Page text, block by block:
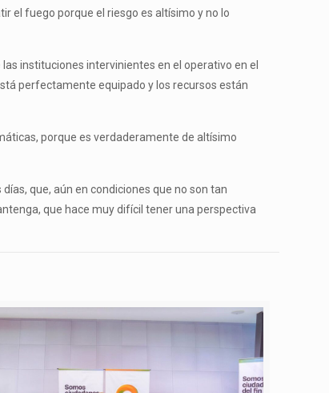
el fuego porque el riesgo es altísimo y no lo
instituciones intervinientes en el operativo en el
perfectamente equipado y los recursos están
porque es verdaderamente de altísimo
que, aún en condiciones que no son tan
que hace muy difícil tener una perspectiva